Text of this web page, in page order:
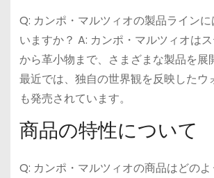
Q: カンポ・マルツィオの製品ライン
いますか？ A: カンポ・マルツィオは
から革小物まで、さまざまな製品を展
最近では、独自の世界観を反映したウ
も発売されています。
商品の特性について
Q: カンポ・マルツィオの商品はどのよ